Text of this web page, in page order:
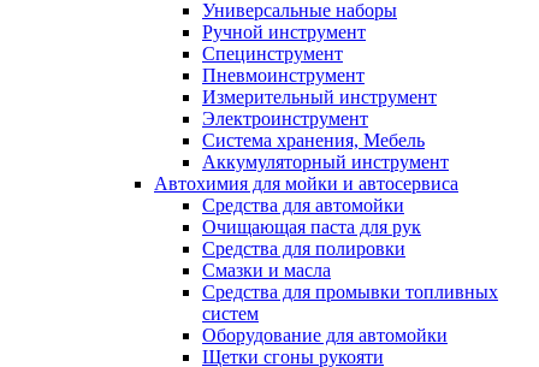
Универсальные наборы
Ручной инструмент
Специнструмент
Пневмоинструмент
Измерительный инструмент
Электроинструмент
Система хранения, Мебель
Аккумуляторный инструмент
Автохимия для мойки и автосервиса
Средства для автомойки
Очищающая паста для рук
Средства для полировки
Смазки и масла
Средства для промывки топливных
систем
Оборудование для автомойки
Щетки сгоны рукояти